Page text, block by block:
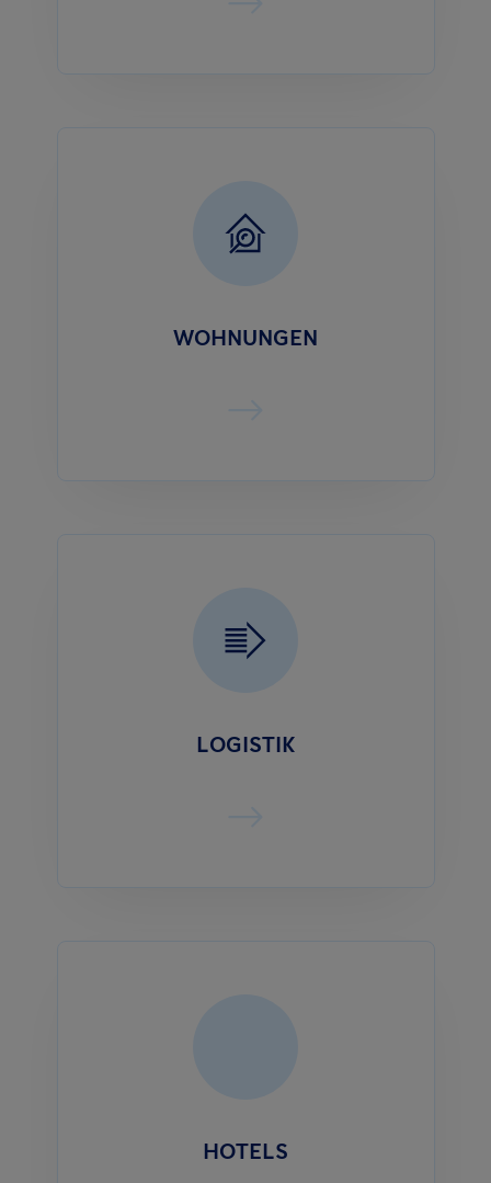
WOHNUNGEN
LOGISTIK
HOTELS